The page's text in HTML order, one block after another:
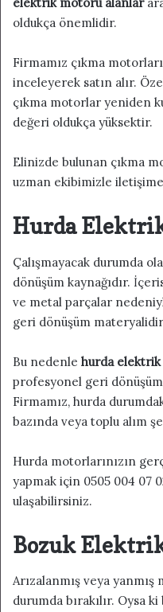
oldukça önemlidir.
Firmamız çıkma
inceleyerek satın alır.
çıkma motorlar yeniden
değeri oldukça yüksektir.
Elinizde bulunan çıkma
uzman ekibimizle
Hurda
Çalışmayacak durumda
dönüşüm kaynağıdır.
ve metal parçalar
geri dönüşüm
Bu nedenle hurda
profesyonel geri
Firmamız, hurda
bazında veya toplu alım
Hurda motorlarınızın
yapmak için 0505 004 07
ulaşabilirsiniz.
Bozuk
Arızalanmış veya
durumda bırakılır. Oysa